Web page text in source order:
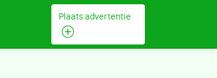
Plaats advertentie